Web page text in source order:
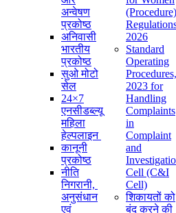
अन्वेषण
प्रकोष्ठ
अनिवासी
भारतीय
प्रकोष्ठ
सुओ मोटो
सेल
24×7
एनसीडब्ल्यू
महिला
हेल्पलाइन
कानूनी
प्रकोष्ठ
नीति
निगरानी, ​​
अनुसंधान
एवं
(Procedure)
2026
Standard
Operating
Procedures,
2023 for
Handling
Complaints
in
Complaint
and
Cell (C&I
Cell)
शिकायतों को
बंद करने की